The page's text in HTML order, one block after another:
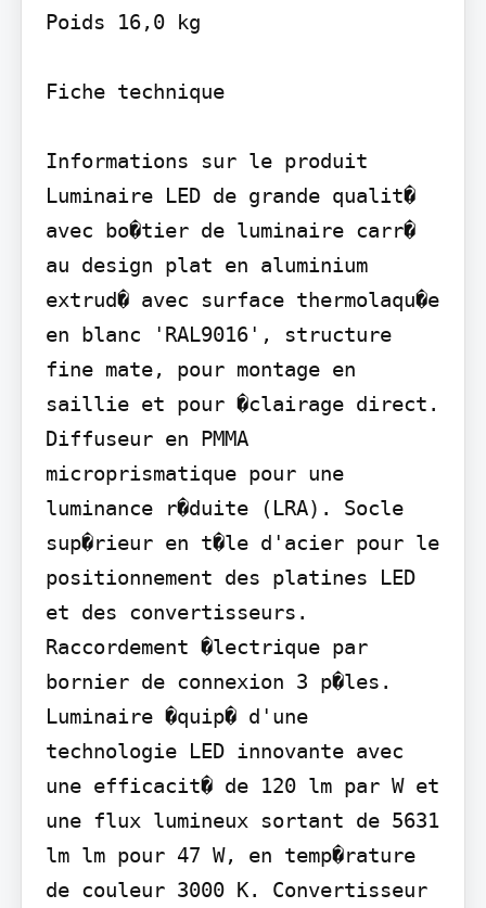
Poids 16,0 kg
Fiche technique
Informations sur le produit
Luminaire LED de grande qualit�
avec bo�tier de luminaire carr�
au design plat en aluminium
extrud� avec surface thermolaqu�e
en blanc 'RAL9016', structure
fine mate, pour montage en
saillie et pour �clairage direct.
Diffuseur en PMMA
microprismatique pour une
luminance r�duite (LRA). Socle
sup�rieur en t�le d'acier pour le
positionnement des platines LED
et des convertisseurs.
Raccordement �lectrique par
bornier de connexion 3 p�les.
Luminaire �quip� d'une
technologie LED innovante avec
une efficacit� de 120 lm par W et
une flux lumineux sortant de 5631
lm lm pour 47 W, en temp�rature
de couleur 3000 K. Convertisseur